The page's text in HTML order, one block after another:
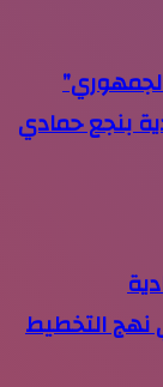
الجمهوري”
بنجع حمادي
نهج التخطيط